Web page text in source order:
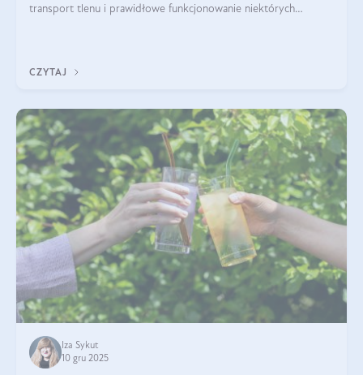
transport tlenu i prawidłowe funkcjonowanie niektórych
CZYTAJ
Iza Sykut
10 gru 2025